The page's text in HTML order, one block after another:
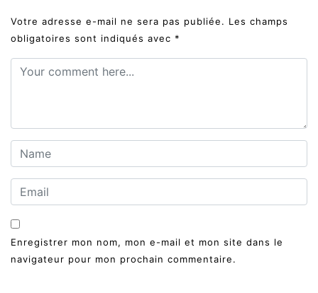
Votre adresse e-mail ne sera pas publiée. Les champs
obligatoires sont indiqués avec *
Enregistrer mon nom, mon e-mail et mon site dans le
navigateur pour mon prochain commentaire.